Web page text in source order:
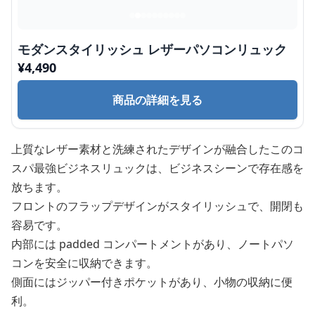
モダンスタイリッシュ レザーパソコンリュック
¥4,490
商品の詳細を見る
上質なレザー素材と洗練されたデザインが融合したこのコ
スパ最強ビジネスリュックは、ビジネスシーンで存在感を
放ちます。
フロントのフラップデザインがスタイリッシュで、開閉も
容易です。
内部には padded コンパートメントがあり、ノートパソ
コンを安全に収納できます。
側面にはジッパー付きポケットがあり、小物の収納に便
利。